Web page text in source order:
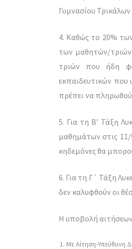
Γυμνασίου Τρικάλων
4. Καθώς το 20%
των μαθητών/τριών
τριών που ήδη
εκπαιδευτικών που
πρέπει να
5. Για τη Β’ Τάξη
μαθημάτων στις
κηδεμόνες θα
6. Για τη Γ΄ Τάξη
δεν καλυφθούν οι
Η υποβολή αιτήσεων
Με Αίτηση-Υπεύθυνη